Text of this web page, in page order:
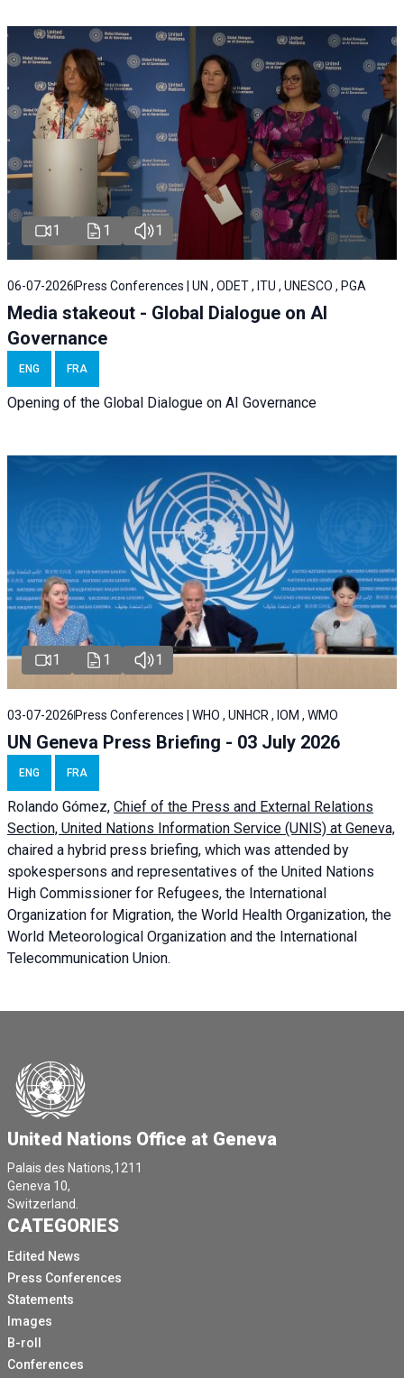
1 1 1
06-07-2026 Press Conferences | UN , ODET , ITU , UNESCO , PGA
Media stakeout - Global Dialogue on AI
Governance
ENG FRA
Opening of the Global Dialogue on AI Governance
1 1 1
03-07-2026 Press Conferences | WHO , UNHCR , IOM , WMO
UN Geneva Press Briefing - 03 July 2026
ENG FRA
Rolando Gómez, Chief of the Press and External Relations
Section, United Nations Information Service (UNIS) at Geneva,
chaired a hybrid press briefing, which was attended by
spokespersons and representatives of the United Nations
High Commissioner for Refugees, the International
Organization for Migration, the World Health Organization, the
World Meteorological Organization and the International
Telecommunication Union.
United Nations Office at Geneva
Palais des Nations,1211
Geneva 10,
Switzerland.
CATEGORIES
Edited News
Press Conferences
Statements
Images
B-roll
Conferences